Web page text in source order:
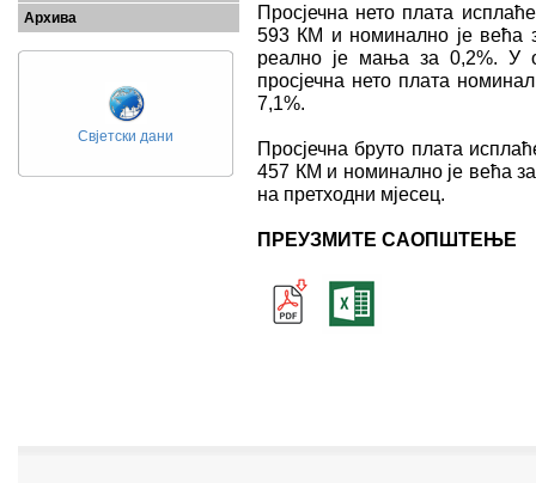
Архива
Свјетски дани
Просјечна нето плата
593 КМ и номинално је већа
реално је мања за 0,2%. У
просјечна нето плата
7,1%.
Просјечна бруто плата
457 КМ и номинално је већа
на претходни мјесец.
ПРЕУЗМИТЕ САОПШТЕЊЕ